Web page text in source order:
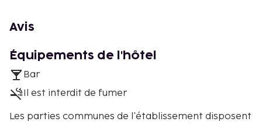
Avis
Équipements de l'hôtel
Bar
Il est interdit de fumer
Les parties communes de l'établissement disposent